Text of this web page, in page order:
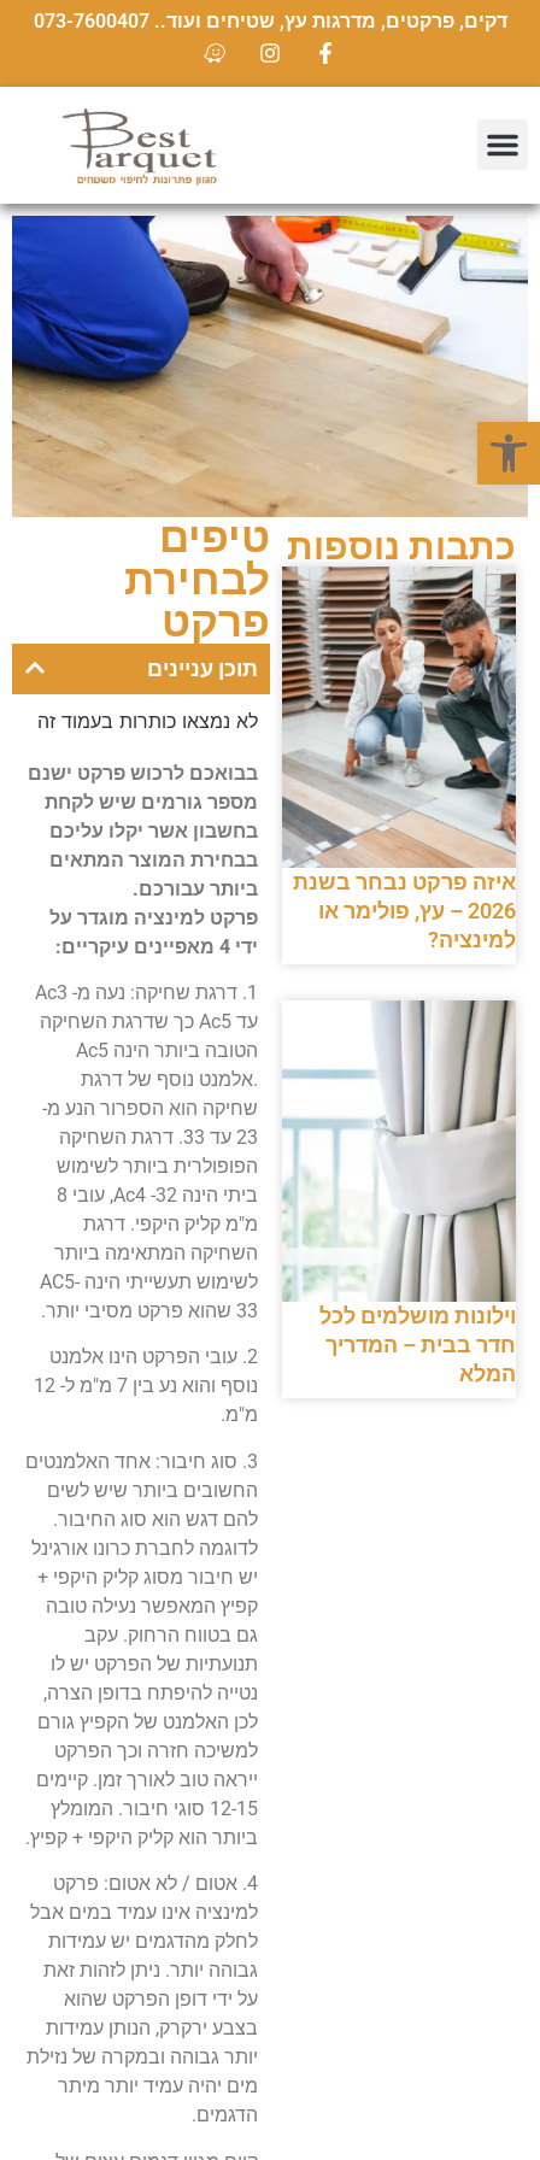
פתח סרגל נגישות
דקים, פרקטים, מדרגות עץ, שטיחים ועוד.. 073-7600407
כתבות נוספות
איזה פרקט נבחר בשנת
2026 – עץ, פולימר או
למינציה?
וילונות מושלמים לכל
חדר בבית – המדריך
המלא
טיפים
לבחירת
פרקט
תוכן עניינים
לא נמצאו כותרות בעמוד זה
בבואכם לרכוש פרקט ישנם
מספר גורמים שיש לקחת
בחשבון אשר יקלו עליכם
בבחירת המוצר המתאים
ביותר עבורכם.
פרקט למינציה מוגדר על
ידי 4 מאפיינים עיקריים:
1. דרגת שחיקה: נעה מ- Ac3
עד Ac5 כך שדרגת השחיקה
הטובה ביותר הינה Ac5
.אלמנט נוסף של דרגת
שחיקה הוא הספרור הנע מ-
23 עד 33. דרגת השחיקה
הפופולרית ביותר לשימוש
ביתי הינה Ac4 -32, עובי 8
מ"מ קליק היקפי. דרגת
השחיקה המתאימה ביותר
לשימוש תעשייתי הינה AC5-
33 שהוא פרקט מסיבי יותר.
2. עובי הפרקט הינו אלמנט
נוסף והוא נע בין 7 מ"מ ל- 12
מ"מ.
3. סוג חיבור: אחד האלמנטים
החשובים ביותר שיש לשים
להם דגש הוא סוג החיבור.
לדוגמה לחברת כרונו אורגינל
יש חיבור מסוג קליק היקפי +
קפיץ המאפשר נעילה טובה
גם בטווח הרחוק. עקב
תנועתיות של הפרקט יש לו
נטייה להיפתח בדופן הצרה,
לכן האלמנט של הקפיץ גורם
למשיכה חזרה וכך הפרקט
ייראה טוב לאורך זמן. קיימים
12-15 סוגי חיבור. המומלץ
ביותר הוא קליק היקפי + קפיץ.
4. אטום / לא אטום: פרקט
למינציה אינו עמיד במים אבל
לחלק מהדגמים יש עמידות
גבוהה יותר. ניתן לזהות זאת
על ידי דופן הפרקט שהוא
בצבע ירקרק, הנותן עמידות
יותר גבוהה ובמקרה של נזילת
מים יהיה עמיד יותר מיתר
הדגמים.